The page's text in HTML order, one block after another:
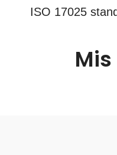
ISO 17025